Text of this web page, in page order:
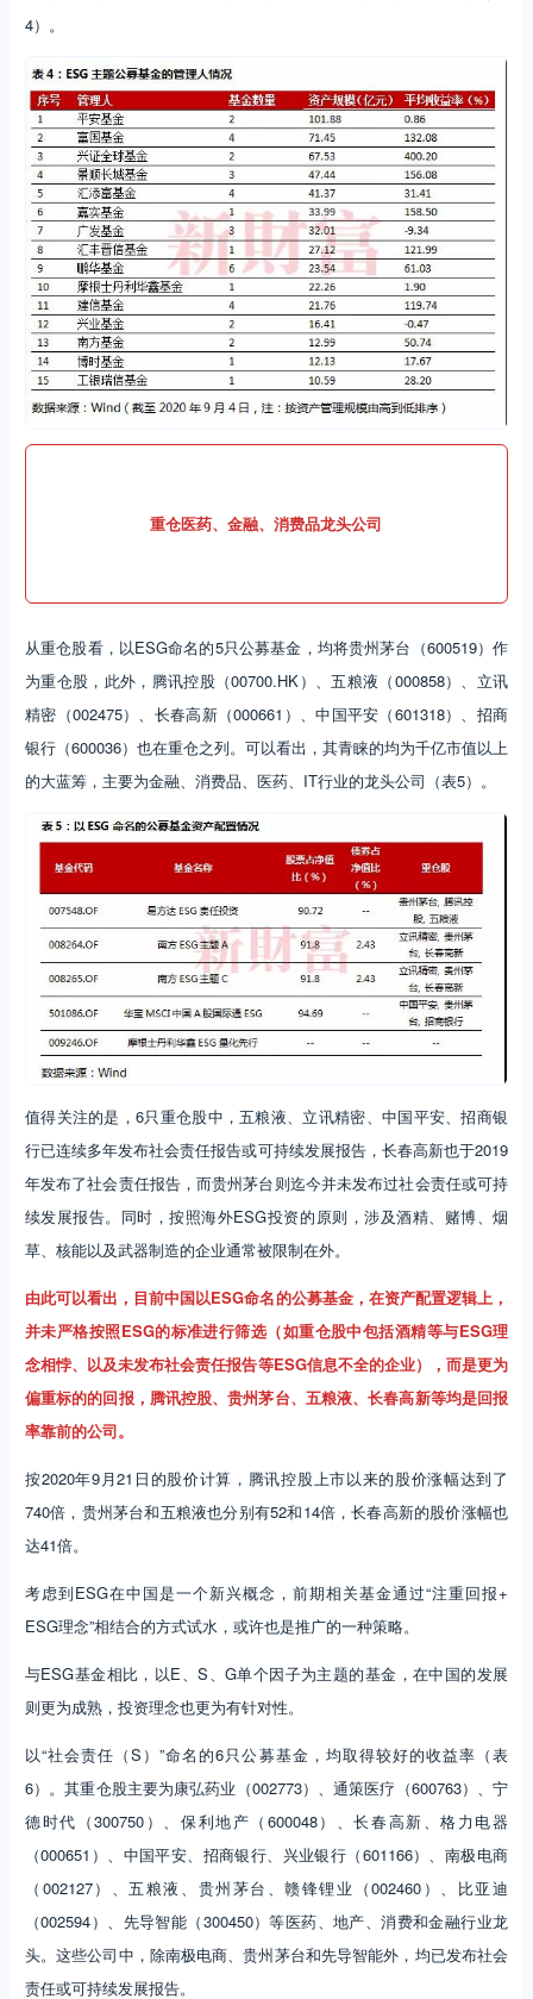
4）。
重仓医药、金融、消费品龙头公司
从重仓股看，以ESG命名的5只公募基金，均将贵州茅台（600519）作
为重仓股，此外，腾讯控股（00700.HK）、五粮液（000858）、立讯
精密（002475）、长春高新（000661）、中国平安（601318）、招商
银行（600036）也在重仓之列。可以看出，其青睐的均为千亿市值以上
的大蓝筹，主要为金融、消费品、医药、IT行业的龙头公司（表5）。
值得关注的是，6只重仓股中，五粮液、立讯精密、中国平安、招商银
行已连续多年发布社会责任报告或可持续发展报告，长春高新也于2019
年发布了社会责任报告，而贵州茅台则迄今并未发布过社会责任或可持
续发展报告。同时，按照海外ESG投资的原则，涉及酒精、赌博、烟
草、核能以及武器制造的企业通常被限制在外。
由此可以看出，目前中国以ESG命名的公募基金，在资产配置逻辑上，
并未严格按照ESG的标准进行筛选（如重仓股中包括酒精等与ESG理
念相悖、以及未发布社会责任报告等ESG信息不全的企业），而是更为
偏重标的的回报，腾讯控股、贵州茅台、五粮液、长春高新等均是回报
率靠前的公司。
按2020年9月21日的股价计算，腾讯控股上市以来的股价涨幅达到了
740倍，贵州茅台和五粮液也分别有52和14倍，长春高新的股价涨幅也
达41倍。
考虑到ESG在中国是一个新兴概念，前期相关基金通过“注重回报+
ESG理念”相结合的方式试水，或许也是推广的一种策略。
与ESG基金相比，以E、S、G单个因子为主题的基金，在中国的发展
则更为成熟，投资理念也更为有针对性。
以“社会责任（S）”命名的6只公募基金，均取得较好的收益率（表
6）。其重仓股主要为康弘药业（002773）、通策医疗（600763）、宁
德时代（300750）、保利地产（600048）、长春高新、格力电器
（000651）、中国平安、招商银行、兴业银行（601166）、南极电商
（002127）、五粮液、贵州茅台、赣锋锂业（002460）、比亚迪
（002594）、先导智能（300450）等医药、地产、消费和金融行业龙
头。这些公司中，除南极电商、贵州茅台和先导智能外，均已发布社会
责任或可持续发展报告。